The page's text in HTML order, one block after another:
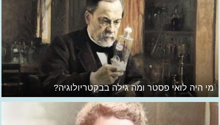
מי היה לואי פסטר ומה גילה בבקטריולוגיה?